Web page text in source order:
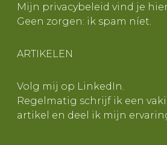
Mijn privacybeleid vind je hier
Geen zorgen: ik spam níet.
ARTIKELEN
Volg mij op LinkedIn
Regelmatig schrijf ik een
artikel en deel ik mijn